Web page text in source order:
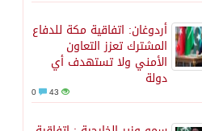
أردوغان: اتفاقية مكة للدفاع
المشترك تعزز التعاون
الأمني ولا تستهدف أي
دولة
43